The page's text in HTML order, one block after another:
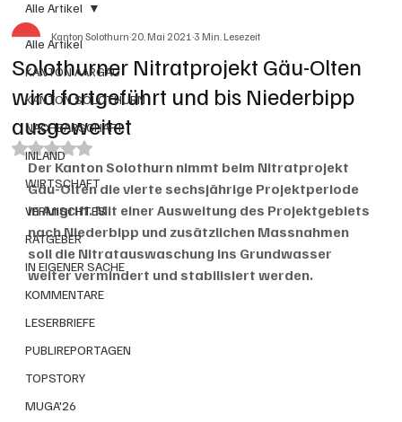
Alle Artikel
KANTON AARGAU
KANTON SOLOTHURN
NACHBARSCHAFT
INLAND
WIRTSCHAFT
VERMISCHTES
RATGEBER
IN EIGENER SACHE
KOMMENTARE
LESERBRIEFE
PUBLIREPORTAGEN
TOPSTORY
MUGA'26
Alle Artikel
Solothurner Nitratprojekt Gäu-Olten
wird fortgeführt und bis Niederbipp
ausgeweitet
Kanton Solothurn20. Mai 20213 Min. Lesezeit
Mit NaN von 5 Sternen bewertet.
Der Kanton Solothurn nimmt beim Nitratprojekt
Gäu-Olten die vierte sechsjährige Projektperiode
in Angriff. Mit einer Ausweitung des Projektgebiets
nach Niederbipp und zusätzlichen Massnahmen
soll die Nitratauswaschung ins Grundwasser
weiter vermindert und stabilisiert werden.